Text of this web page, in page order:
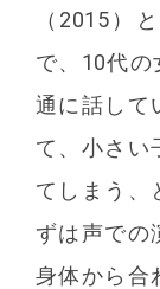
（2015）
で、10代の
通に話して
て、小さい
てしまう、
ずは声での
身体から合